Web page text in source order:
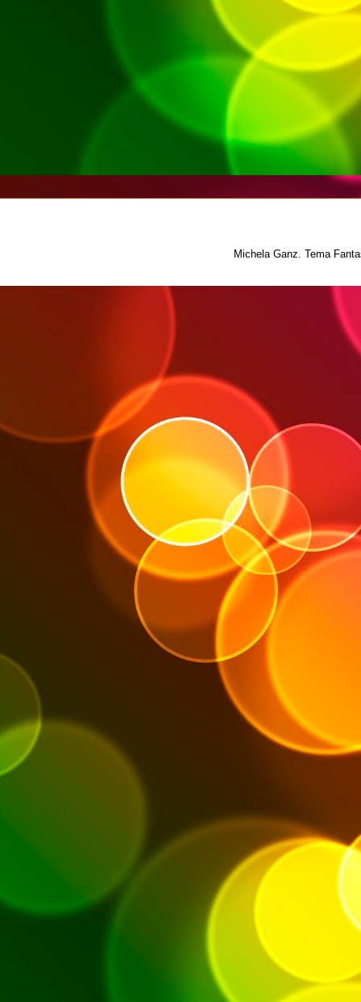
Michela Ganz. Tema